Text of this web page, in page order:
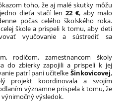
toho, že aj malé skutky môžu
dieťa stačí len 22 €, aby malo
počas celého školského roka.
škole a prispeli k tomu, aby deti
vyučovanie a sústrediť sa
rodičom, zamestnancom školy
do zbierky zapojili a prispeli k jej
patrí pani učiteľke Šinkovicovej,
projekt koordinovala a svojím
významne prispela k tomu, že
výsledok.